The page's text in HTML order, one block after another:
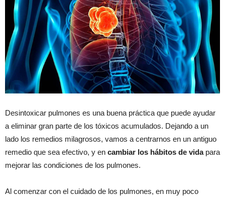
Desintoxicar pulmones es una buena práctica que puede ayudar
a eliminar gran parte de los tóxicos acumulados. Dejando a un
lado los remedios milagrosos, vamos a centrarnos en un antiguo
remedio que sea efectivo, y en cambiar los hábitos de vidapara
mejorar las condiciones de los pulmones.
Al comenzar con el cuidado de los pulmones, en muy poco